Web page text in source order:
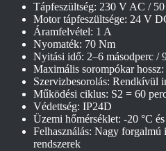
Tápfeszültség: 230 V AC /
Motor tápfeszültsége: 24 V
Áramfelvétel: 1 A
Nyomaték: 70 Nm
Nyitási idő: 2–6 másodperc /
Maximális sorompókar hossz:
Szervizbesorolás: Rendkívül
Működési ciklus: S2 = 60
Védettség: IP24D
Üzemi hőmérséklet: -20 °C
Felhasználás: Nagy forgalmú
rendszerek